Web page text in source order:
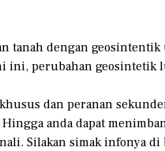
tanah dengan
perubahan geosintetik
dan peranan
anda dapat
Silakan simak infonya di